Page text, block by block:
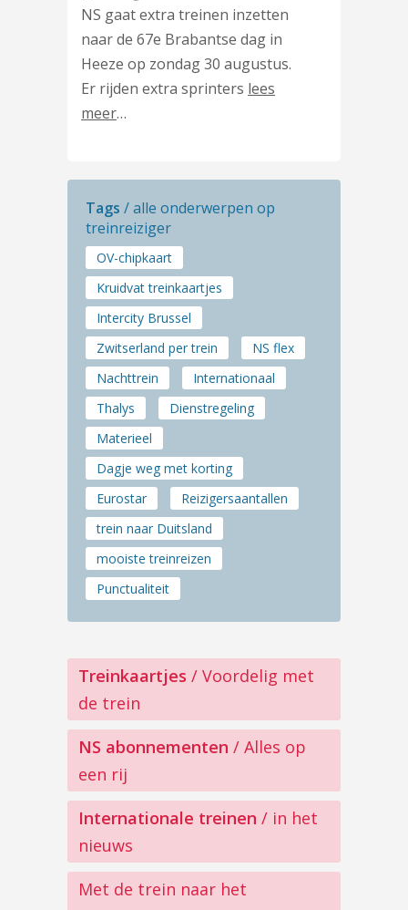
NS gaat extra treinen inzetten
naar de 67e Brabantse dag in
Heeze op zondag 30 augustus.
Er rijden extra sprinters lees
meer…
Tags / alle onderwerpen op
treinreiziger
OV-chipkaart
Kruidvat treinkaartjes
Intercity Brussel
Zwitserland per trein
NS flex
Nachttrein
Internationaal
Thalys
Dienstregeling
Materieel
Dagje weg met korting
Eurostar
Reizigersaantallen
trein naar Duitsland
mooiste treinreizen
Punctualiteit
Treinkaartjes / Voordelig met
de trein
NS abonnementen / Alles op
een rij
Internationale treinen / in het
nieuws
Met de trein naar het